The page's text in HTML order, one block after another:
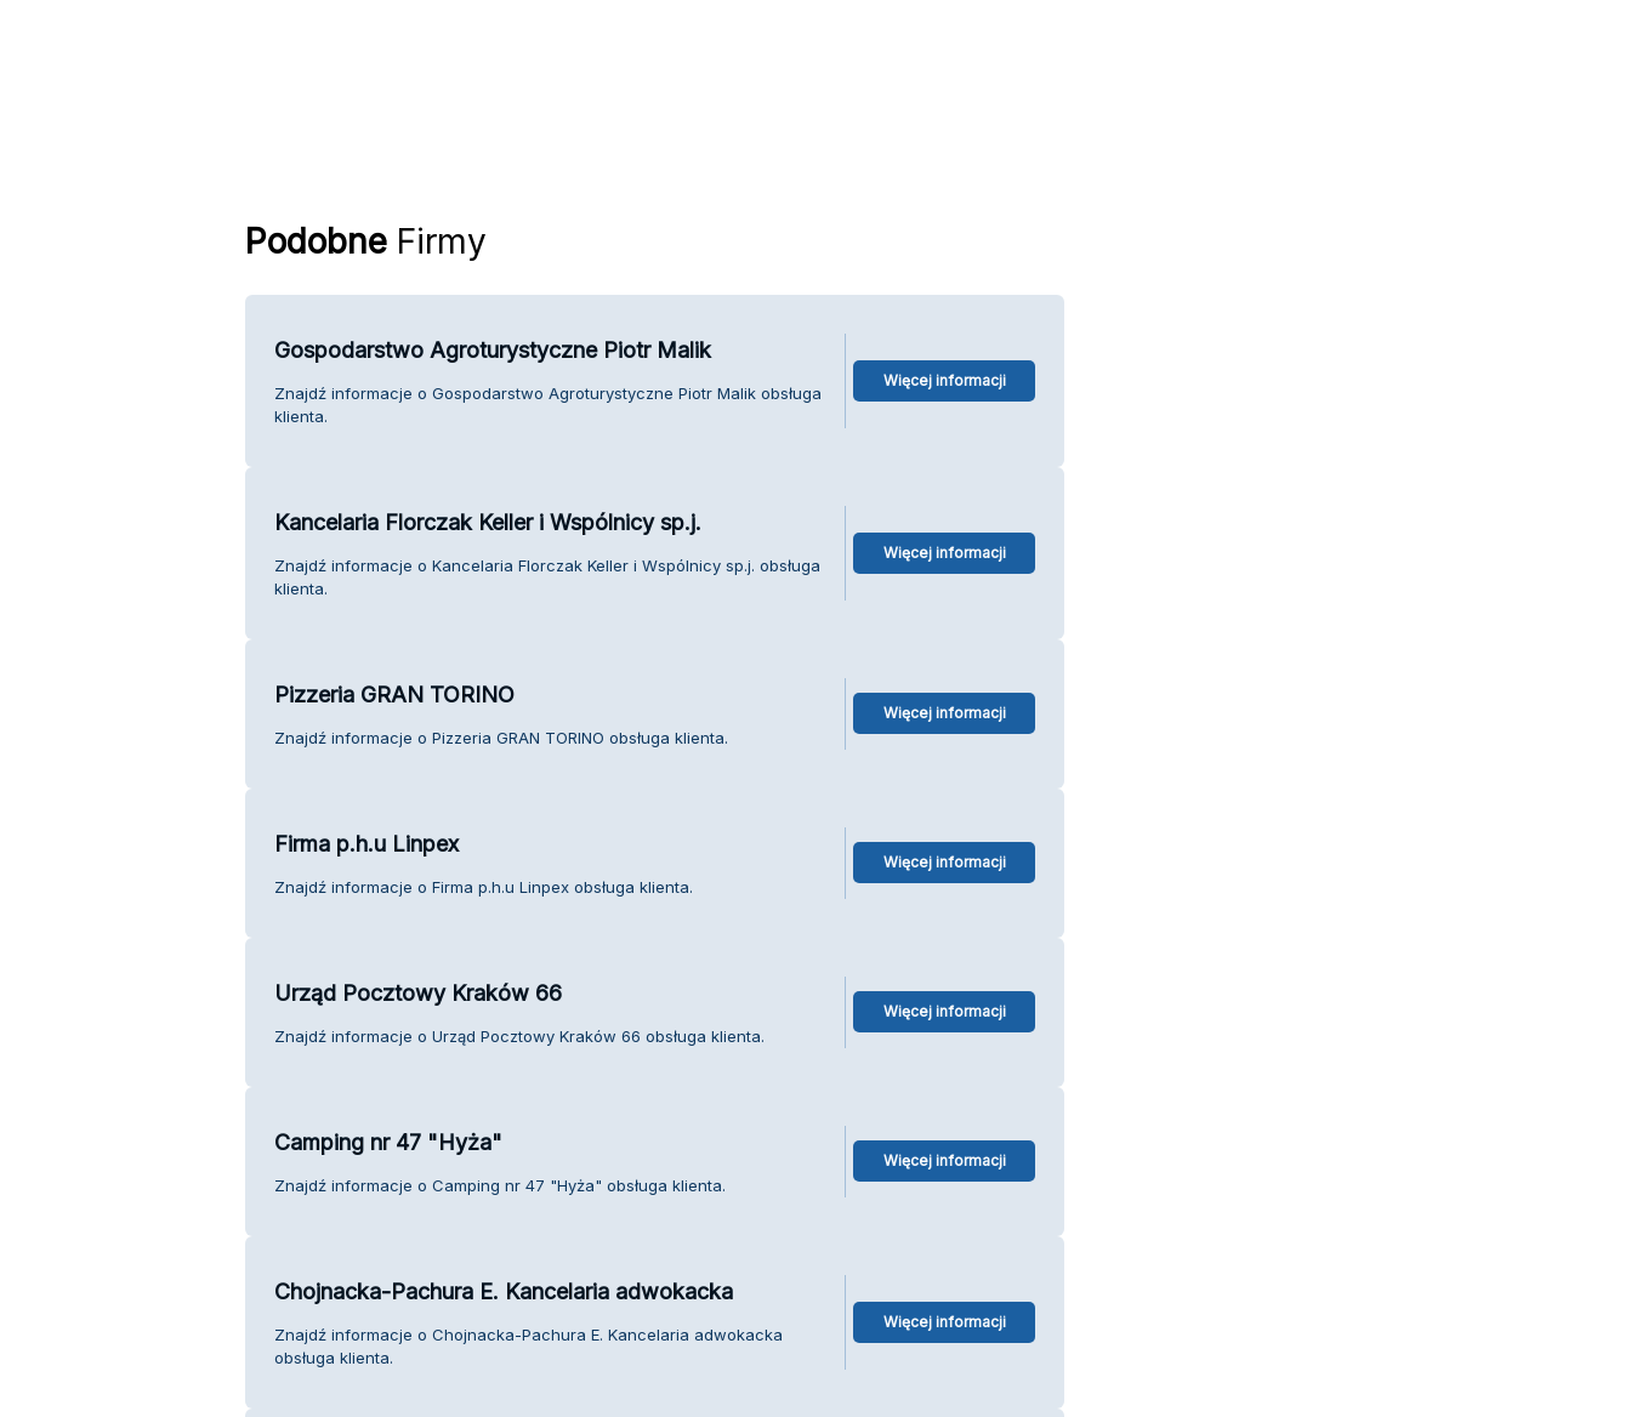
PodobneFirmy
Gospodarstwo Agroturystyczne Piotr Malik
Znajdź informacje o Gospodarstwo Agroturystyczne Piotr Malik obsługa
klienta.
Więcej informacji
Kancelaria Florczak Keller i Wspólnicy sp.j.
Znajdź informacje o Kancelaria Florczak Keller i Wspólnicy sp.j. obsługa
klienta.
Więcej informacji
Pizzeria GRAN TORINO
Znajdź informacje o Pizzeria GRAN TORINO obsługa klienta.
Więcej informacji
Firma p.h.u Linpex
Znajdź informacje o Firma p.h.u Linpex obsługa klienta.
Więcej informacji
Urząd Pocztowy Kraków 66
Znajdź informacje o Urząd Pocztowy Kraków 66 obsługa klienta.
Więcej informacji
Camping nr 47 "Hyża"
Znajdź informacje o Camping nr 47 "Hyża" obsługa klienta.
Więcej informacji
Chojnacka-Pachura E. Kancelaria adwokacka
Znajdź informacje o Chojnacka-Pachura E. Kancelaria adwokacka
obsługa klienta.
Więcej informacji